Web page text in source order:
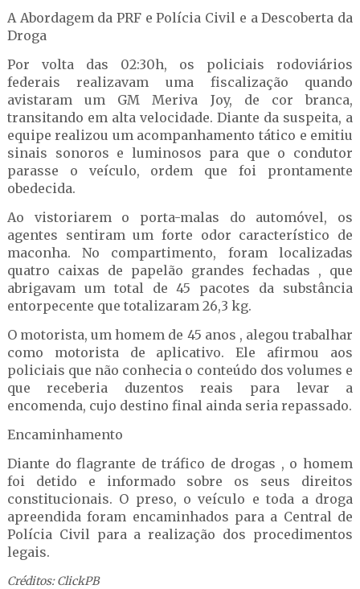
A Abordagem da PRF e Polícia Civil e a Descoberta da
Droga
Por volta das 02:30h, os policiais rodoviários
federais realizavam uma fiscalização quando
avistaram um GM Meriva Joy, de cor branca,
transitando em alta velocidade. Diante da suspeita, a
equipe realizou um acompanhamento tático e emitiu
sinais sonoros e luminosos para que o condutor
parasse o veículo, ordem que foi prontamente
obedecida.
Ao vistoriarem o porta-malas do automóvel, os
agentes sentiram um forte odor característico de
maconha. No compartimento, foram localizadas
quatro caixas de papelão grandes fechadas , que
abrigavam um total de 45 pacotes da substância
entorpecente que totalizaram 26,3 kg.
O motorista, um homem de 45 anos , alegou trabalhar
como motorista de aplicativo. Ele afirmou aos
policiais que não conhecia o conteúdo dos volumes e
que receberia duzentos reais para levar a
encomenda, cujo destino final ainda seria repassado.
Encaminhamento
Diante do flagrante de tráfico de drogas , o homem
foi detido e informado sobre os seus direitos
constitucionais. O preso, o veículo e toda a droga
apreendida foram encaminhados para a Central de
Polícia Civil para a realização dos procedimentos
legais.
Créditos: ClickPB